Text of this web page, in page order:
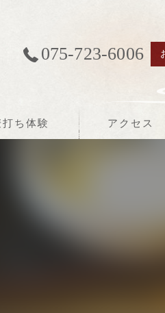
075-723-6006
ち体験 アクセス